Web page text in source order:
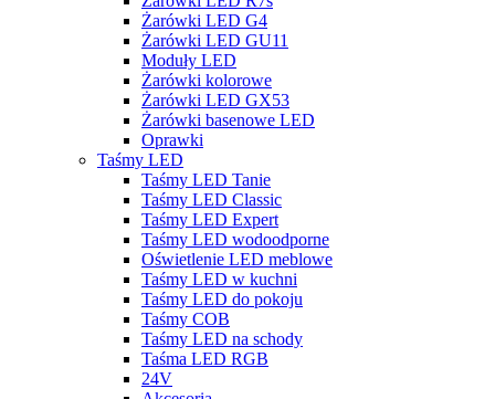
Żarówki LED G4
Żarówki LED GU11
Moduły LED
Żarówki kolorowe
Żarówki LED GX53
Żarówki basenowe LED
Oprawki
Taśmy LED
Taśmy LED Tanie
Taśmy LED Classic
Taśmy LED Expert
Taśmy LED wodoodporne
Oświetlenie LED meblowe
Taśmy LED w kuchni
Taśmy LED do pokoju
Taśmy COB
Taśmy LED na schody
Taśma LED RGB
24V